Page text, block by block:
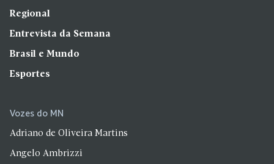
Regional
Entrevista da Semana
Brasil e Mundo
Esportes
Vozes do MN
Adriano de Oliveira Martins
Angelo Ambrizzi